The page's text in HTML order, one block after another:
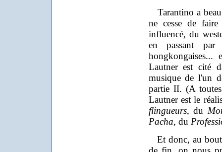
Tarantino a
ne cesse de
influencé, du
en passant par
hongkongaises...
Lautner est cité
musique de l'un
partie II. (A
Lautner est le
flingueurs, du
Pacha, du
Et donc, au